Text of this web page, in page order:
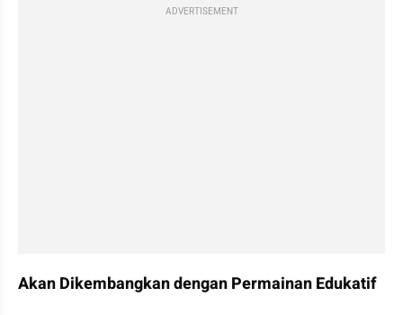
ADVERTISEMENT
Akan Dikembangkan dengan Permainan Edukatif